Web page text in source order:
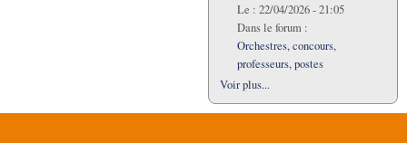
Le : 22/04/2026 - 21:05
Dans le forum :
Orchestres, concours,
professeurs, postes
Voir plus...